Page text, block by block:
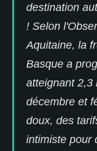
destination
! Selon
Aquitaine, la
Basque a
atteignant 2,3
décembre et
doux, des
intimiste pour